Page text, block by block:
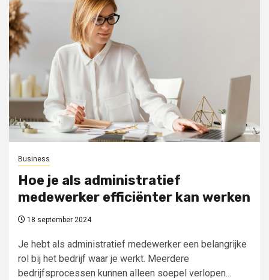
Business
Hoe je als administratief
medewerker efficiënter kan werken
18 september 2024
Je hebt als administratief medewerker een belangrijke
rol bij het bedrijf waar je werkt. Meerdere
bedrijfsprocessen kunnen alleen soepel verlopen...